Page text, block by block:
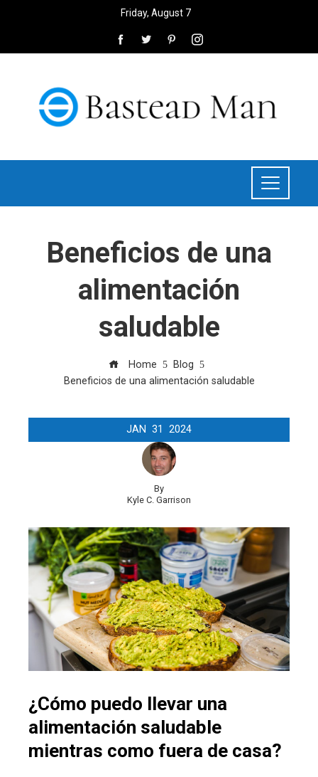
Friday, August 7
Beneficios de una
alimentación
saludable
Home
Blog
Beneficios de una alimentación saludable
JAN 31 2024
By
Kyle C. Garrison
¿Cómo puedo llevar una
alimentación saludable
mientras como fuera de casa?